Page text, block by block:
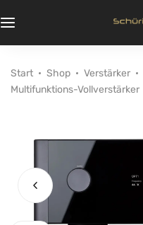
Start Shop Verstärker
Multifunktions-Vollverstärker